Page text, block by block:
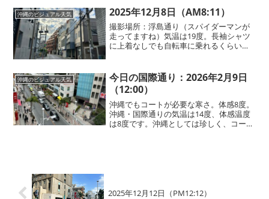
寒く感じるかもしれません。明日・明後
日に観光や出張で沖縄を...
沖縄のビジュアル天気 2025年12月8日（AM8:11）
撮影場所：浮島通り（スパイダーマンが
走ってますね）気温は19度。長袖シャツ
に上着なしでも自転車に乗れるくらいの
お天気の日ほど、実は水分を摂るのを忘
れがち。ぜひこまめに...
沖縄のビジュアル天気
今日の国際通り：2026年2月9日
（12:00）
沖縄でもコートが必要な寒さ。体感8度。
沖縄・国際通りの気温は14度、体感温度
は8度です。沖縄としては珍しく、コート
2025年12月12日（PM12:12）